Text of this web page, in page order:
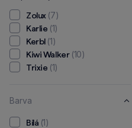
Zolux (7)
Karlie (1)
Kerbl (1)
Kiwi Walker (10)
Trixie (1)
Barva
Bílá (1)